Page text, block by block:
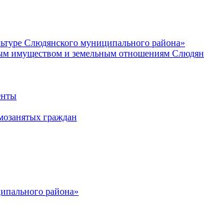
Слюдянского муниципального района»
и земельным отношениям
граждан
района»